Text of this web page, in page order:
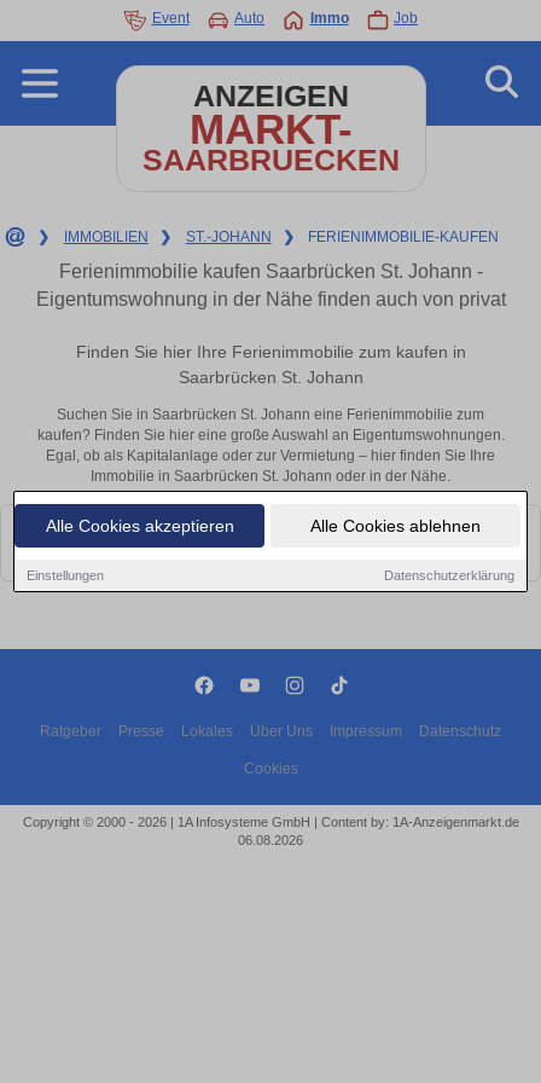
Alle Cookies akzeptieren Alle Cookies ablehnen
Einstellungen Datenschutzerklärung
Event Auto Immo Job
ANZEIGEN
MARKT-
SAARBRUECKEN
❯ IMMOBILIEN ❯ ST.-JOHANN ❯ FERIENIMMOBILIE-KAUFEN
Ferienimmobilie kaufen Saarbrücken St. Johann -
Eigentumswohnung in der Nähe finden auch von privat
Finden Sie hier Ihre Ferienimmobilie zum kaufen in
Saarbrücken St. Johann
Suchen Sie in Saarbrücken St. Johann eine Ferienimmobilie zum
kaufen? Finden Sie hier eine große Auswahl an Eigentumswohnungen.
Egal, ob als Kapitalanlage oder zur Vermietung – hier finden Sie Ihre
Immobilie in Saarbrücken St. Johann oder in der Nähe.
Leider konnten wir derzeit keine passenden Objekte finden. Schauen Sie
bald wieder vorbei!
Ratgeber Presse Lokales Über Uns Impressum Datenschutz
Cookies
Copyright © 2000 - 2026 | 1A Infosysteme GmbH | Content by: 1A-Anzeigenmarkt.de
06.08.2026